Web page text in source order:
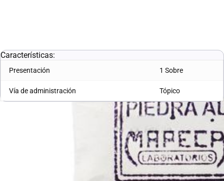
Características:
Presentación 1 Sobre
Vía de administración Tópico